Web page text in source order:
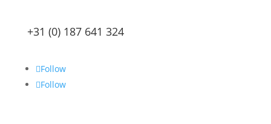
+31 (0) 187 641 324
Follow
Follow